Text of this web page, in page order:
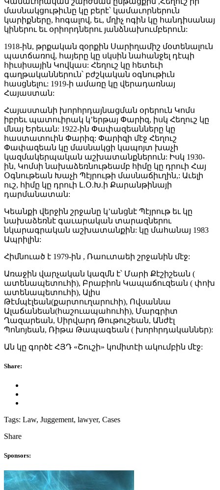
մասնակցութիւնը կը բերէ՝ կամաւորներուն
կարիքները, հոգալով, եւ, մղիչ ոգին կը հանդիսանայ
կիներու եւ օրիորդներու յանձնախումբերուն:
1918-ին, թրքական զօրքին Սարիղամիշ մօտենալուն
պատճառով, հայերը կը սկսին նահանջել դէպի
հիւսիսային Կովկաս: Հեղուշ կը հետեւի
գաղթականներուն՝ բժշկական օգնութիւն
հասցնելու: 1919-ի ամառը կը վերադառնայ
Հայաստան:
Հայաստանի խորհրդայնացման օրերուն Կոմս
իբրեւ պատուիրակ կ’երթայ Փարիզ, իսկ Հեղուշ կը
մնայ Երեւան: 1922-ին Փափազեանները կը
հաստատուին Փարիզ: Փարիզի մէջ Հեղուշ
Փափազեան կը մասնակցի կապոյտ խաչի
կազմակերպական աշխատանքներուն: Իսկ 1930-
ին, Կոմսի նախաձեռնութեամբ հիմը կը դրուի Հայ
Օգնութեան Խաչի Պէյրութի մասնաճիւղին,: Աւելի
ուշ, հիմը կը դրուի Լ.Օ.Խ.ի Քարանթինայի
դարմանատան:
Կեանքի վերջին շրջանը կ’անցնէ Պէյրութ եւ կը
նախաձեռնէ գաւարական տարազներու
նկարագրական աշխատանքին: կը մահանայ 1983
Ապրիլին:
Հիմնուած է 1979-ին , Ռաուտաեի շրջանին մէջ:
Առաջին վարչական կազմն է՝ Մարի Քէշիշեան (
ատենապետուհի), Բրաբիոն Կապաճուզեան ( փոխ
ատենապետուհի), Ալիս
Թէմպէլեան(քարտուղարուհի), Ովսաննա
Ալաճանեան(հաշուապահուհի), Մարգրիտ
Ղազարեան, Սիրվարդ Թութուշեան, Անժէլ
Պոնոյեան, Ռիթա Թապագեան ( խորհրդականներ):
Ան կը գործէ ՀՅԴ «Շուշի» կոմիտէի ակումբին մէջ:
Share:
Tags: Law, Juggement, lawyer, Cases
Share
Sponsors: